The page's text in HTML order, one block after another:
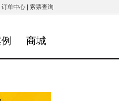
订单中心 索票查询
商城